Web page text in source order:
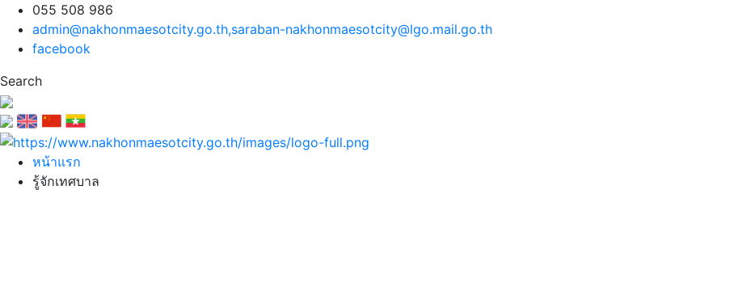
055 508 986
admin@nakhonmaesotcity.go.th,saraban-nakhonmaesotcity@lgo.mail.go.th
facebook
Search
หน้าแรก
รู้จักเทศบาล